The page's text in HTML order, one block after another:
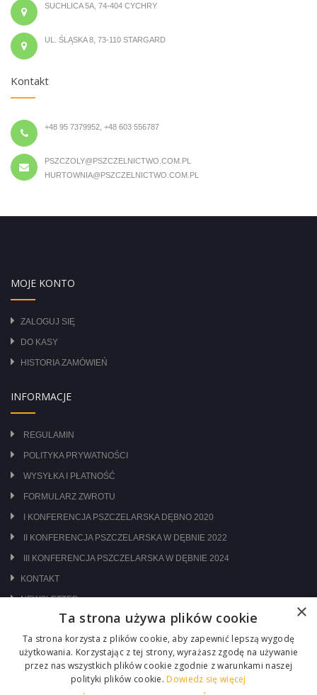
SUCHLICA 5A, 74-404 CYCHRY
UL. ŚLĄSKA 8, 73-110 STARGARD
Kontakt
+48 95 7379952, +48 603 556787
PSZCZOLY@PSZCZELNICTWO.COM.PL
HURTOWNIA@PSZCZELNICTWO.COM.PL
MOJE KONTO
ZALOGUJ SIĘ
DO KASY
HISTORIA ZAMÓWIEŃ
INFORMACJE
REGULAMIN
POLITYKA PRYWATNOŚCI
WYSYŁKA I PŁATNOŚĆ
FORMULARZ ZWROTU
I KONFERENCJA PSZCZELARSKA DĘBNO 2020
II KONFERENCJA PSZCZELARSKA W DĘBNIE 2022
III KONFERENCJA PSZCZELARSKA W DĘBNIE 2024
KONTAKT
NEWSLETTER
ODWIEDŹ NAS NA:
×
Ta strona używa plików cookie
Ta strona korzysta z plików cookie, aby zapewnić lepszą wygodę
użytkowania. Korzystając z tej strony, wyrażasz zgodę na używanie
przez nas wszystkich plików cookie zgodnie z warunkami naszej
polityki plików cookie. Dowiedz się więcej